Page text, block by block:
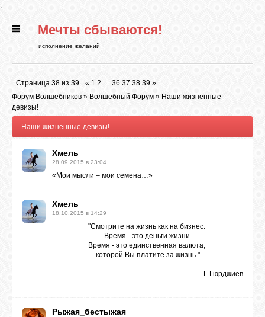
.
ГЛАВНАЯ
РИТУАЛЫ
КАРТИНКИ
Мечты сбываются!
исполнение желаний
Страница 38 из 39 « 1 2 … 36 37 38 39 »
Форум Волшебников » Волшебный Форум » Наши жизненные
девизы!
Наши жизненные девизы!
Хмель
28.09.2015 в 23:04
«Мои мысли – мои семена…»
Хмель
18.10.2015 в 14:29
"Смотрите на жизнь как на бизнес.
Время - это деньги жизни.
Время - это единственная валюта,
которой Вы платите за жизнь."
Г Гюрджиев
Рыжая_бестыжая